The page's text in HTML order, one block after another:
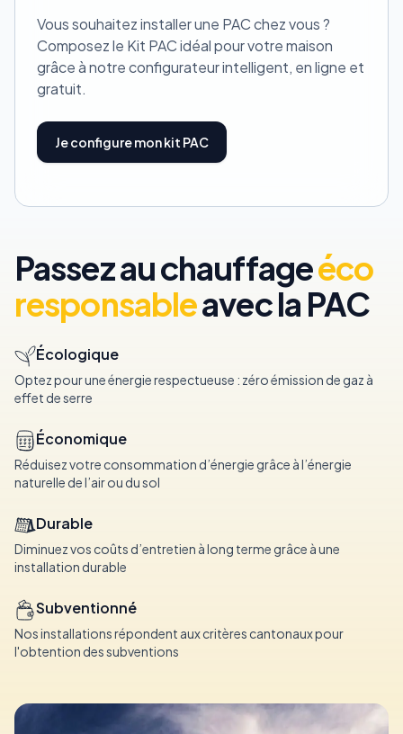
Vous souhaitez installer une PAC chez vous ?
Composez le Kit PAC idéal pour votre maison
grâce à notre configurateur intelligent, en ligne et
gratuit.
Je configure mon kit PAC
Passez au chauffageéco
responsableavec la PAC
Écologique
Optez pour une énergie respectueuse : zéro émission de gaz à
effet de serre
Économique
Réduisez votre consommation d’énergie grâce à l’énergie
naturelle de l’air ou du sol
Durable
Diminuez vos coûts d’entretien à long terme grâce à une
installation durable
Subventionné
Nos installations répondent aux critères cantonaux pour
l'obtention des subventions